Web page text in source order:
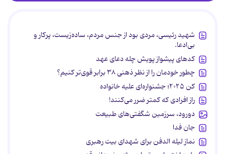
شهید رئیسی، مردی بود از جنس مردم، ساده‌زیست، پرکار و
بی‌ادعا.
کدهای پیشواز پویش چله دعای عهد
چطور خودمان را از نظر ذهنی ۳۸ برابر قوی‌تر کنیم؟
کن ۲۰۲۵؛ جشنواره‌ای علیه خانواده
راز افرادی که کمتر ضرر می‌کنند!
دورود، سرزمین شگفتی‌های طبیعت
جان فدا
نماز لیله الدفن برای شهدای بیت رهبری